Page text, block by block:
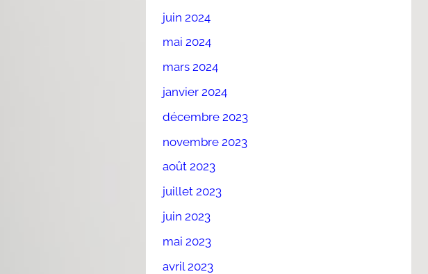
juin 2024
mai 2024
mars 2024
janvier 2024
décembre 2023
novembre 2023
août 2023
juillet 2023
juin 2023
mai 2023
avril 2023